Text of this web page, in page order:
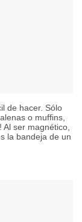
de hacer. Sólo
o muffins,
Al ser magnético,
la bandeja de un